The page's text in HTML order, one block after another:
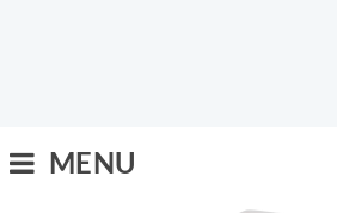
MENU